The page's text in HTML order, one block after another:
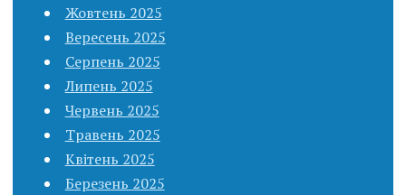
Жовтень 2025
Вересень 2025
Серпень 2025
Липень 2025
Червень 2025
Травень 2025
Квітень 2025
Березень 2025